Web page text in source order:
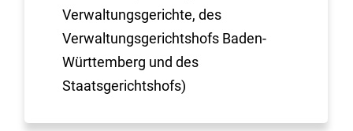
Verwaltungsgerichte, des
Verwaltungsgerichtshofs Baden-
Württemberg und des
Staatsgerichtshofs)